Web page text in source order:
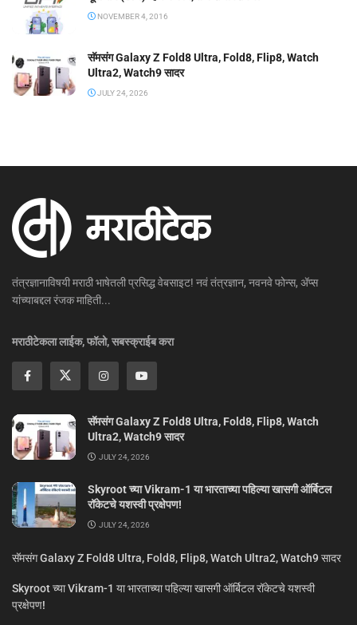
NOVEMBER 4, 2016
सॅमसंग Galaxy Z Fold8 Ultra, Fold8, Flip8, Watch
Ultra2, Watch9 सादर
JULY 24, 2026
तंत्रज्ञानाविषयी मराठी भाषेतली प्रसिद्ध वेबसाइट! नवं तंत्रज्ञान, नवनवे फोन्स, ॲप्स
यांच्याबद्दल रंजक माहिती...
मराठीटेकला लाईक, फॉलो, सबस्क्राईब करा
सॅमसंग Galaxy Z Fold8 Ultra, Fold8, Flip8, Watch
Ultra2, Watch9 सादर
JULY 24, 2026
Skyroot च्या Vikram-1 या भारताच्या पहिल्या खासगी ऑर्बिटल
रॉकेटचे यशस्वी प्रक्षेपण!
JULY 24, 2026
सॅमसंग Galaxy Z Fold8 Ultra, Fold8, Flip8, Watch Ultra2, Watch9 सादर
Skyroot च्या Vikram-1 या भारताच्या पहिल्या खासगी ऑर्बिटल रॉकेटचे यशस्वी
प्रक्षेपण!